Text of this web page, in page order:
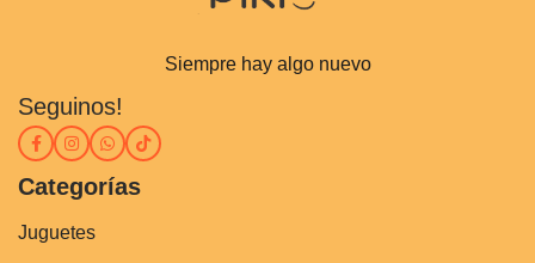
Siempre hay algo nuevo
Seguinos!
Categorías
Juguetes